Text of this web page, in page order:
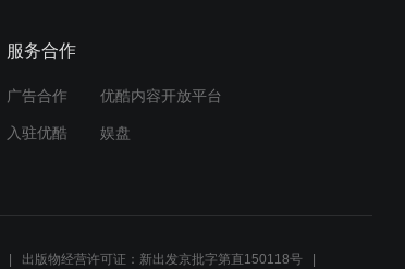
服务合作
广告合作 优酷内容开放平台
入驻优酷 娱盘
出版物经营许可证：新出发京批字第直150118号